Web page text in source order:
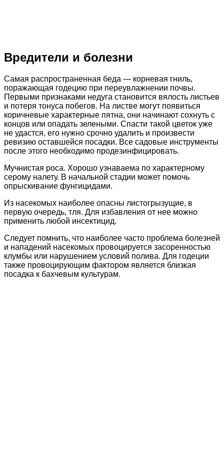
Вредители и болезни
Самая распространенная беда — корневая гниль,
поражающая годецию при переувлажнении почвы.
Первыми признаками недуга становится вялость листьев
и потеря тонуса побегов. На листве могут появиться
коричневые характерные пятна, они начинают сохнуть с
концов или опадать зелеными. Спасти такой цветок уже
не удастся, его нужно срочно удалить и произвести
ревизию оставшейся посадки. Все садовые инструменты
после этого необходимо продезинфицировать.
Мучнистая роса. Хорошо узнаваема по характерному
серому налету. В начальной стадии может помочь
опрыскивание фунгицидами.
Из насекомых наиболее опасны листогрызущие, в
первую очередь, тля. Для избавления от нее можно
применить любой инсектицид.
Следует помнить, что наиболее часто проблема болезней
и нападений насекомых провоцируется засоренностью
клумбы или нарушением условий полива. Для годеции
также провоцирующим фактором является близкая
посадка к бахчевым культурам.